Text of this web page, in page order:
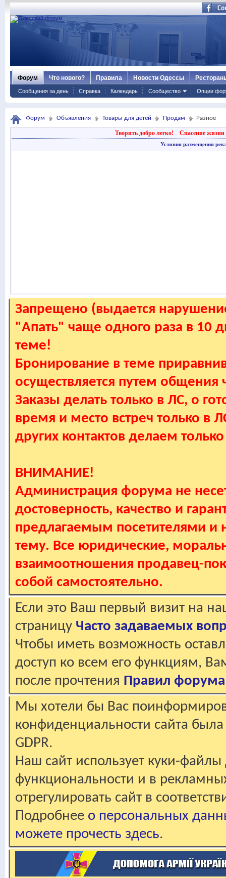
Форум
Сообщения за день Справка Календарь Сообщество Опции
Что нового? Правила Новости Одессы
Форум Объявления Товары для детей Продам Разное
Творить добро легко! Спасение жизни
Условия размещения
Запрещено (выдается
"Апать" чаще одного раза в 10
теме!
Бронирование в теме
осуществляется путем
Заказы делать только в ЛС, о
время и место встреч только в
других контактов делаем
ВНИМАНИЕ!
Администрация форума не
достоверность, качество и
предлагаемым посетителями и
тему. Все юридические,
взаимоотношения продавец-
собой самостоятельно.
Если это Ваш первый визит на
страницу Часто задаваемых
Чтобы иметь возможность
доступ ко всем его функциям,
после прочтения Правил форума
Мы хотели бы Вас
конфиденциальности сайта
GDPR.
Наш сайт использует куки-файлы
функциональности и в
отрегулировать сайт в
Подробнее о персональных
можете прочесть здесь.